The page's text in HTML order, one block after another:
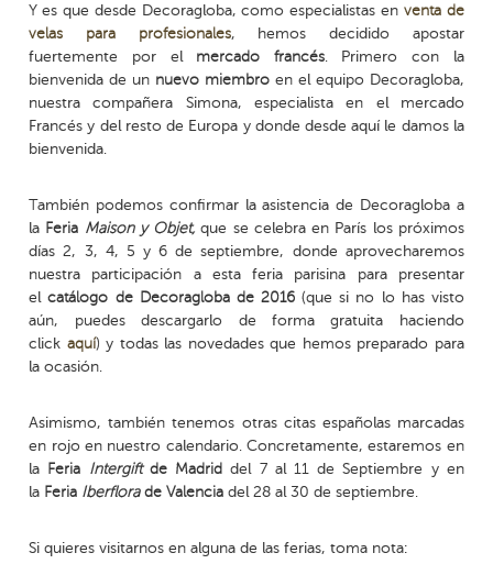
Y es que desde Decoragloba, como especialistas en venta de
velas para profesionales, hemos decidido apostar
fuertemente por el mercado francés. Primero con la
bienvenida de un nuevo miembro en el equipo Decoragloba,
nuestra compañera Simona, especialista en el mercado
Francés y del resto de Europa y donde desde aquí le damos la
bienvenida.
También podemos confirmar la asistencia de Decoragloba a
la Feria Maison y Objet, que se celebra en París los próximos
días 2, 3, 4, 5 y 6 de septiembre, donde aprovecharemos
nuestra participación a esta feria parisina para presentar
elcatálogo de Decoragloba de 2016(que si no lo has visto
aún, puedes descargarlo de forma gratuita haciendo
click aquí) y todas las novedades que hemos preparado para
la ocasión.
Asimismo, también tenemos otras citas españolas marcadas
en rojo en nuestro calendario. Concretamente, estaremos en
la Feria Intergiftde Madriddel 7 al 11 de Septiembre y en
la Feria Iberflorade Valencia del 28 al 30 de septiembre.
Si quieres visitarnos en alguna de las ferias, toma nota: